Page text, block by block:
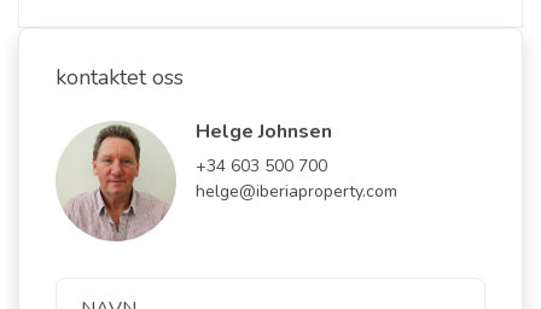
kontaktet oss
Helge Johnsen
+34 603 500 700
helge@iberiaproperty.com